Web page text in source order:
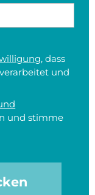
, dass
und
und stimme